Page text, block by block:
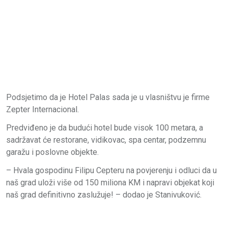
Podsjetimo da je Hotel Palas sada je u vlasništvu je firme
Zepter Internacional.
Predviđeno je da budući hotel bude visok 100 metara, a
sadržavat će restorane, vidikovac, spa centar, podzemnu
garažu i poslovne objekte.
– Hvala gospodinu Filipu Cepteru na povjerenju i odluci da u
naš grad uloži više od 150 miliona KM i napravi objekat koji
naš grad definitivno zaslužuje! – dodao je Stanivuković.